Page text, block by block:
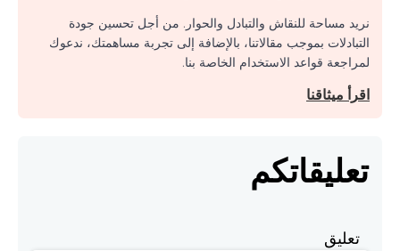
نريد مساحة للنقاش والتبادل والحوار. من أجل تحسين جودة
التبادلات بموجب مقالاتنا، بالإضافة إلى تجربة مساهمتك، ندعوك
لمراجعة قواعد الاستخدام الخاصة بنا.
اقرأ ميثاقنا
تعليقاتكم
تعليق